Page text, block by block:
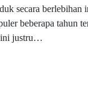
secara berlebihan
beberapa tahun
ini justru…